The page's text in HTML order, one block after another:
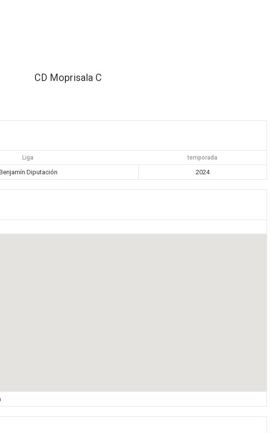
CD Moprisala C
Liga temporada
Diputación 2024